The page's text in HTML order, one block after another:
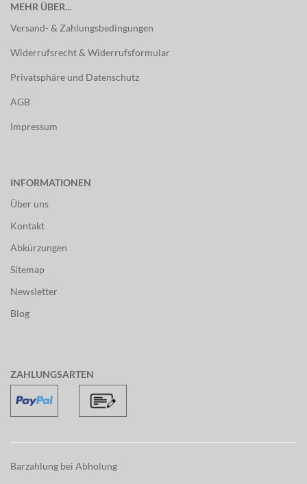
MEHR ÜBER...
Versand- & Zahlungsbedingungen
Widerrufsrecht & Widerrufsformular
Privatsphäre und Datenschutz
AGB
Impressum
INFORMATIONEN
Über uns
Kontakt
Abkürzungen
Sitemap
Newsletter
Blog
ZAHLUNGSARTEN
Barzahlung bei Abholung